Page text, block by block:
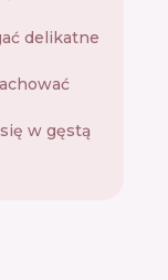
delikatne
w gęstą